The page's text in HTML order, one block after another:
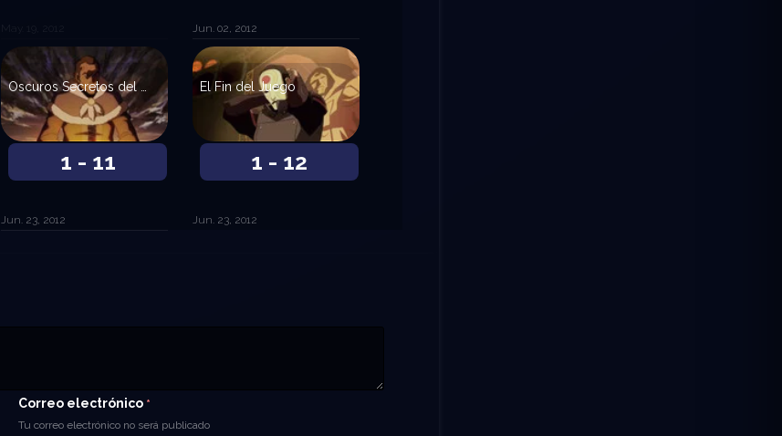
Jun. 02, 2012
1 - 11
Jun. 23, 2012
1 - 12
El Fin del Juego
Jun. 23, 2012
Correo electrónico *
Tu correo electrónico no será publicado